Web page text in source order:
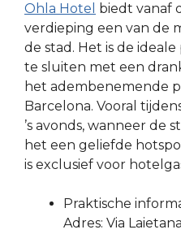
Ohla Hotel biedt vanaf
verdieping een van de
de stad. Het is de
te sluiten met een
het adembenemende
Barcelona. Vooral
’s avonds, wanneer de
het een geliefde
is exclusief voor
Praktische
Adres: Via